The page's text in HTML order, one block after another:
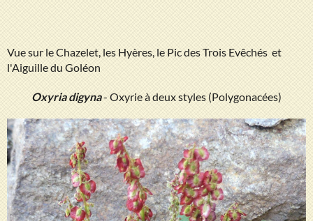
Vue sur le Chazelet, les Hyères, le Pic des Trois Evêchés et
l'Aiguille du Goléon
Oxyria digyna- Oxyrie à deux styles (Polygonacées)